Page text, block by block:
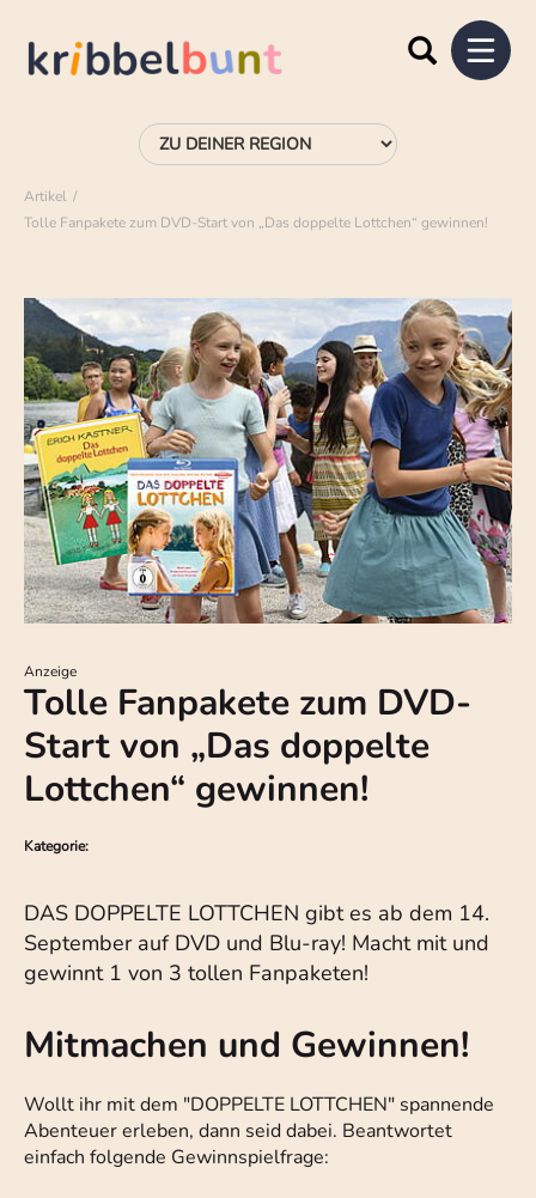
Artikel
Tolle Fanpakete zum DVD-Start von „Das doppelte Lottchen“ gewinnen!
Anzeige
Tolle Fanpakete zum DVD-
Start von „Das doppelte
Lottchen“ gewinnen!
Kategorie:
DAS DOPPELTE LOTTCHEN gibt es ab dem 14.
September auf DVD und Blu-ray! Macht mit und
gewinnt 1 von 3 tollen Fanpaketen!
Mitmachen und Gewinnen!
Wollt ihr mit dem "DOPPELTE LOTTCHEN" spannende
Abenteuer erleben, dann seid dabei. Beantwortet
einfach folgende Gewinnspielfrage: